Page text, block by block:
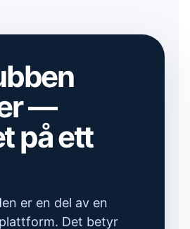
—
på ett
er en del av en
Det betyr